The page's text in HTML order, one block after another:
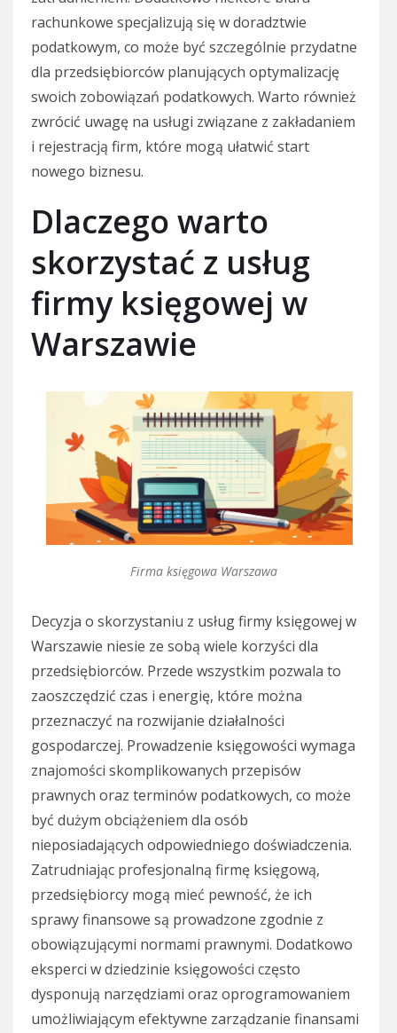
rachunkowe specjalizują się w doradztwie
podatkowym, co może być szczególnie przydatne
dla przedsiębiorców planujących optymalizację
swoich zobowiązań podatkowych. Warto również
zwrócić uwagę na usługi związane z zakładaniem
i rejestracją firm, które mogą ułatwić start
nowego biznesu.
Dlaczego warto
skorzystać z usług
firmy księgowej w
Warszawie
Firma księgowa Warszawa
Decyzja o skorzystaniu z usług firmy księgowej w
Warszawie niesie ze sobą wiele korzyści dla
przedsiębiorców. Przede wszystkim pozwala to
zaoszczędzić czas i energię, które można
przeznaczyć na rozwijanie działalności
gospodarczej. Prowadzenie księgowości wymaga
znajomości skomplikowanych przepisów
prawnych oraz terminów podatkowych, co może
być dużym obciążeniem dla osób
nieposiadających odpowiedniego doświadczenia.
Zatrudniając profesjonalną firmę księgową,
przedsiębiorcy mogą mieć pewność, że ich
sprawy finansowe są prowadzone zgodnie z
obowiązującymi normami prawnymi. Dodatkowo
eksperci w dziedzinie księgowości często
dysponują narzędziami oraz oprogramowaniem
umożliwiającym efektywne zarządzanie finansami